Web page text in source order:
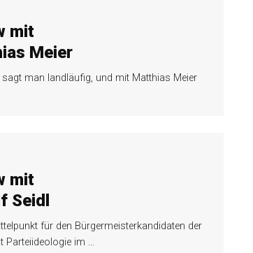
mit
Meier
sagt man landläufig, und mit Matthias Meier
mit
Seidl
für den Bürgermeisterkandidaten der
Parteiideologie im …